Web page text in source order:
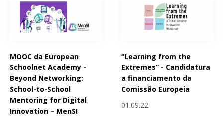
MOOC da European
Schoolnet Academy -
Beyond Networking:
School-to-School
Mentoring for Digital
Innovation – MenSI
“Learning from the
Extremes” - Candidatura
a financiamento da
Comissão Europeia
01.09.22